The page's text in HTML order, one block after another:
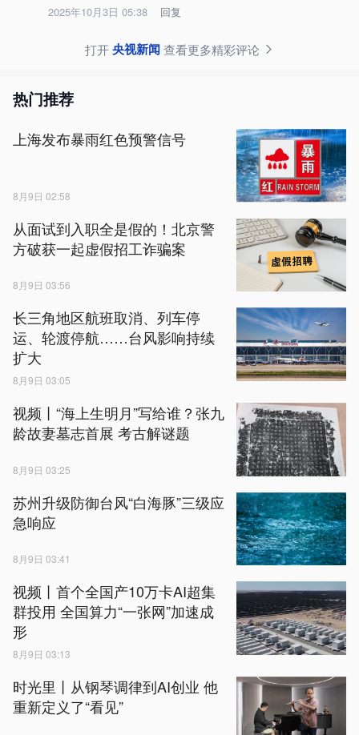
2025年10月3日 05:38 回复
打开央视新闻查看更多精彩评论
热门推荐
上海发布暴雨红色预警信号
8月9日 02:58
从面试到入职全是假的！北京警
方破获一起虚假招工诈骗案
8月9日 03:56
长三角地区航班取消、列车停
运、轮渡停航……台风影响持续
扩大
8月9日 03:05
视频丨“海上生明月”写给谁？张九
龄故妻墓志首展 考古解谜题
8月9日 03:25
苏州升级防御台风“白海豚”三级应
急响应
8月9日 03:41
视频丨首个全国产10万卡AI超集
群投用 全国算力“一张网”加速成
形
8月9日 03:13
时光里丨从钢琴调律到AI创业 他
重新定义了“看见”